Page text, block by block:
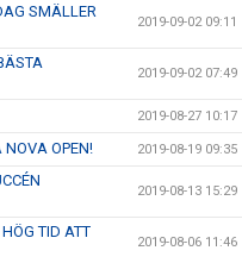
SMÄLLER
2019-09-02 09:11
2019-09-02 07:49
2019-08-27 10:17
NOVA OPEN! 2019-08-19 09:35
2019-08-13 15:29
TID ATT
2019-08-06 11:46